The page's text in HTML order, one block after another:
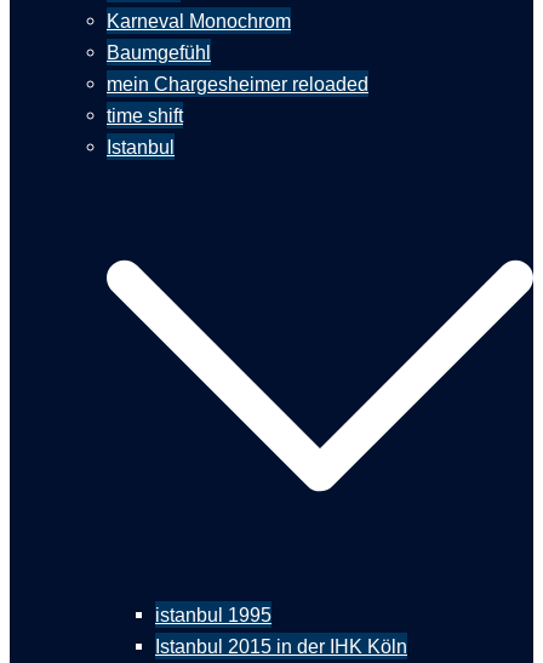
Karneval Monochrom
Baumgefühl
mein Chargesheimer reloaded
time shift
Istanbul
istanbul 1995
Istanbul 2015 in der IHK Köln